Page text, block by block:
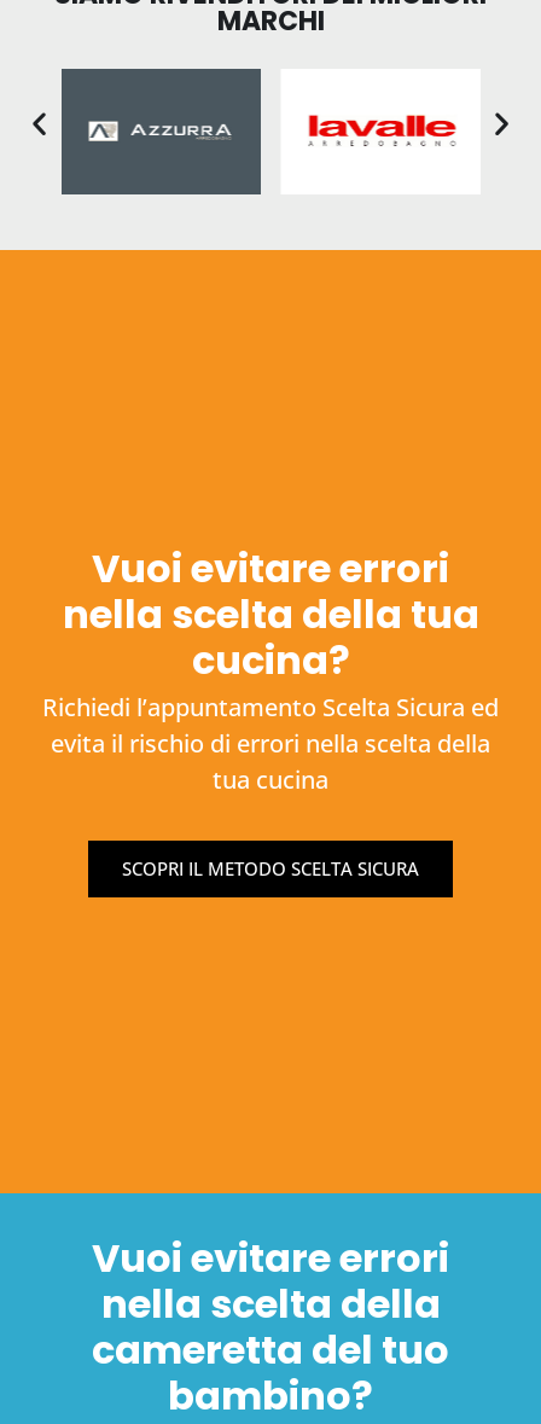
MARCHI
Vuoi evitare errori
nella scelta della tua
cucina?
Richiedi l’appuntamento Scelta Sicura ed
evita il rischio di errori nella scelta della
tua cucina
SCOPRI IL METODO SCELTA SICURA
Vuoi evitare errori
nella scelta della
cameretta del tuo
bambino?